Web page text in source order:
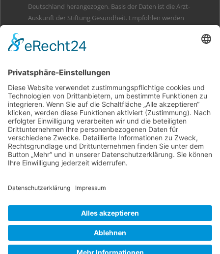
Deutschland herangezogen. Basis der Daten ist die Arzt-
Auskunft der Stiftung Gesundheit. Empfohlen werden
am positivsten abschneiden.“
Genauere Angaben über die Erhebungsmethoden
https://focus-arztsuche.de/ueber-uns/siegel/silber-
siegel
Impressum|Datenschutzhinweise |Cookie-Einstellungen
Close
WIR SUCHEN DICH
(W/M/D)
zum 01.08.2027 (W/M/D)
Hier findest Du weitere Infos